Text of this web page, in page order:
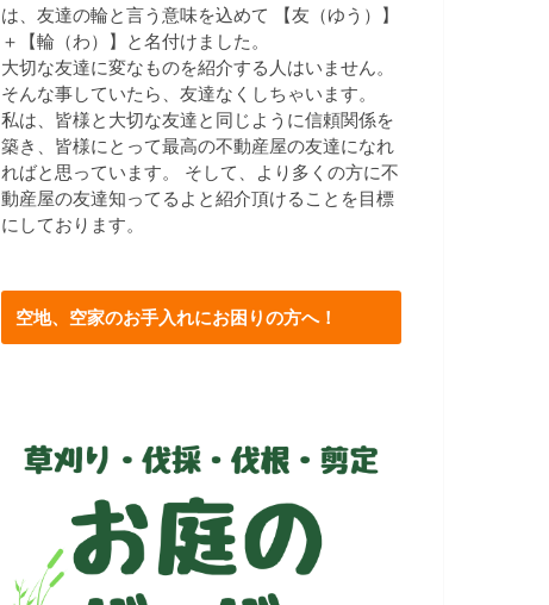
は、友達の輪と言う意味を込めて 【友（ゆう）】
＋【輪（わ）】と名付けました。
大切な友達に変なものを紹介する人はいません。
そんな事していたら、友達なくしちゃいます。
私は、皆様と大切な友達と同じように信頼関係を
築き、皆様にとって最高の不動産屋の友達になれ
ればと思っています。 そして、より多くの方に不
動産屋の友達知ってるよと紹介頂けることを目標
にしております。
空地、空家のお手入れにお困りの方へ！